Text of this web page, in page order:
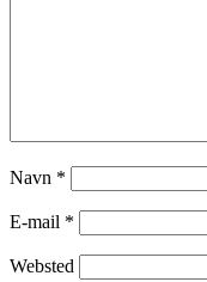
Navn *
E-mail *
Websted